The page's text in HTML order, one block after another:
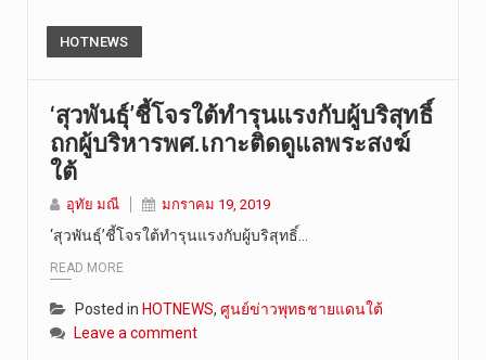
HOTNEWS
‘สุวพันธุ์’ชี้โจรใต้ทำรุนแรงกับผู้บริสุทธิ์
ถกผู้บริหารพศ.เกาะติดดูแลพระสงฆ์
ใต้
อุทัย มณี มกราคม 19, 2019
‘สุวพันธุ์’ชี้โจรใต้ทำรุนแรงกับผู้บริสุทธิ์…
READ MORE
Posted in HOTNEWS, ศูนย์ข่าวพุทธชายแดนใต้
Leave a comment